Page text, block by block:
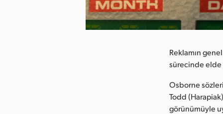
Reklamın
sürecinde
Osborne
Todd
görünümüyle